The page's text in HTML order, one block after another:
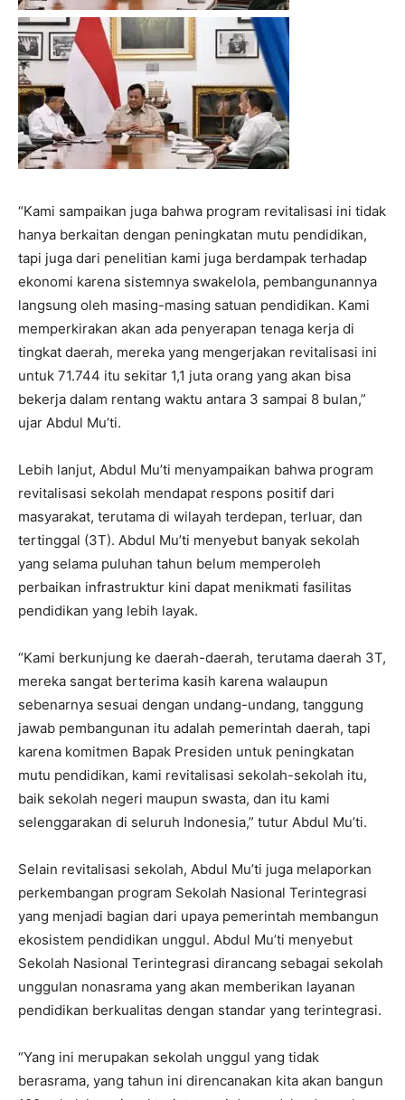
“Kami sampaikan juga bahwa program revitalisasi ini tidak
hanya berkaitan dengan peningkatan mutu pendidikan,
tapi juga dari penelitian kami juga berdampak terhadap
ekonomi karena sistemnya swakelola, pembangunannya
langsung oleh masing-masing satuan pendidikan. Kami
memperkirakan akan ada penyerapan tenaga kerja di
tingkat daerah, mereka yang mengerjakan revitalisasi ini
untuk 71.744 itu sekitar 1,1 juta orang yang akan bisa
bekerja dalam rentang waktu antara 3 sampai 8 bulan,”
ujar Abdul Mu’ti.
Lebih lanjut, Abdul Mu’ti menyampaikan bahwa program
revitalisasi sekolah mendapat respons positif dari
masyarakat, terutama di wilayah terdepan, terluar, dan
tertinggal (3T). Abdul Mu’ti menyebut banyak sekolah
yang selama puluhan tahun belum memperoleh
perbaikan infrastruktur kini dapat menikmati fasilitas
pendidikan yang lebih layak.
“Kami berkunjung ke daerah-daerah, terutama daerah 3T,
mereka sangat berterima kasih karena walaupun
sebenarnya sesuai dengan undang-undang, tanggung
jawab pembangunan itu adalah pemerintah daerah, tapi
karena komitmen Bapak Presiden untuk peningkatan
mutu pendidikan, kami revitalisasi sekolah-sekolah itu,
baik sekolah negeri maupun swasta, dan itu kami
selenggarakan di seluruh Indonesia,” tutur Abdul Mu’ti.
Selain revitalisasi sekolah, Abdul Mu’ti juga melaporkan
perkembangan program Sekolah Nasional Terintegrasi
yang menjadi bagian dari upaya pemerintah membangun
ekosistem pendidikan unggul. Abdul Mu’ti menyebut
Sekolah Nasional Terintegrasi dirancang sebagai sekolah
unggulan nonasrama yang akan memberikan layanan
pendidikan berkualitas dengan standar yang terintegrasi.
“Yang ini merupakan sekolah unggul yang tidak
berasrama, yang tahun ini direncanakan kita akan bangun